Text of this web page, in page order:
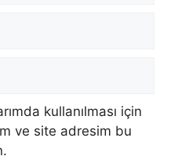
kullanılması için
ve site adresim bu